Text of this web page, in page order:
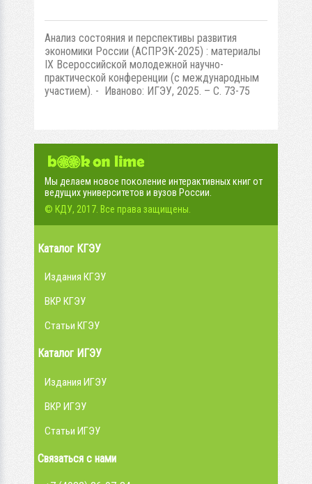
Анализ состояния и перспективы развития
экономики России (АСПРЭК-2025) : материалы
IX Всероссийской молодежной научно-
практической конференции (с международным
участием). - Иваново: ИГЭУ, 2025. – С. 73-75
Мы делаем новое поколение интерактивных книг от
ведущих университетов и вузов России.
© КДУ, 2017. Все права защищены.
Каталог КГЭУ
Издания КГЭУ
ВКР КГЭУ
Статьи КГЭУ
Каталог ИГЭУ
Издания ИГЭУ
ВКР ИГЭУ
Статьи ИГЭУ
Связаться с нами